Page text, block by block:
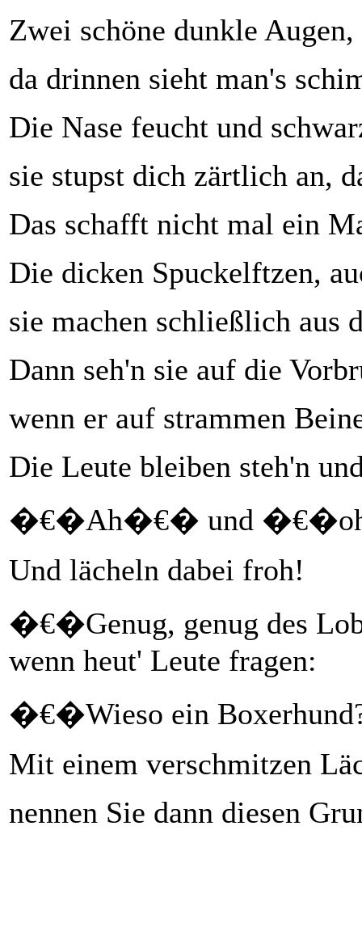
Zwei schöne dunkle
da drinnen sieht man's
Die Nase feucht und
sie stupst dich zärtlich an,
Das schafft nicht mal ein
Die dicken Spuckelftzen,
sie machen schließlich aus
Dann seh'n sie auf die
wenn er auf strammen
Die Leute bleiben steh'n
�€�Ah�€� und
Und lächeln dabei froh!
�€�Genug, genug des
wenn heut' Leute fragen:
�€�Wieso ein
Mit einem verschmitzen
nennen Sie dann diesen